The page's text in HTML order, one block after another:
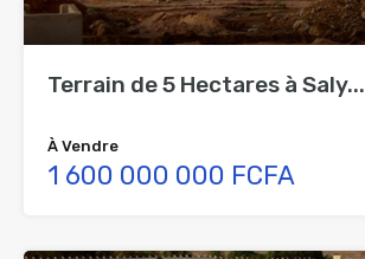
Terrain de 5 Hectares à Saly...
À Vendre
1 600 000 000 FCFA